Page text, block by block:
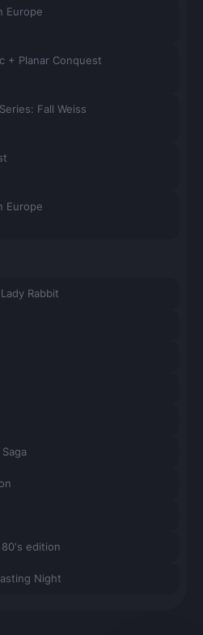
Europe
+ Planar Conquest
Fall Weiss
Europe
Rabbit
80's edition
Night